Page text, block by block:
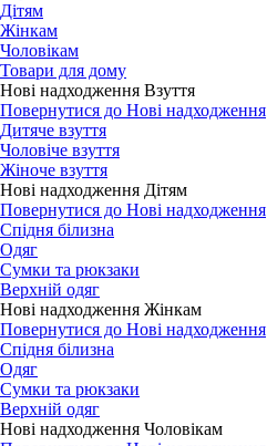
Дітям
Жінкам
Чоловікам
Товари для дому
Нові надходження Взуття
Повернутися до Нові надходження
Дитяче взуття
Чоловіче взуття
Жіноче взуття
Нові надходження Дітям
Повернутися до Нові надходження
Спідня білизна
Одяг
Сумки та рюкзаки
Верхній одяг
Нові надходження Жінкам
Повернутися до Нові надходження
Спідня білизна
Одяг
Сумки та рюкзаки
Верхній одяг
Нові надходження Чоловікам